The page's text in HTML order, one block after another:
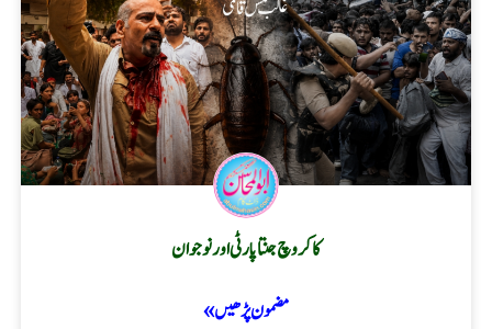
کاکروچ جنتا پارٹی اور نوجوان
مضمون پڑھیں »